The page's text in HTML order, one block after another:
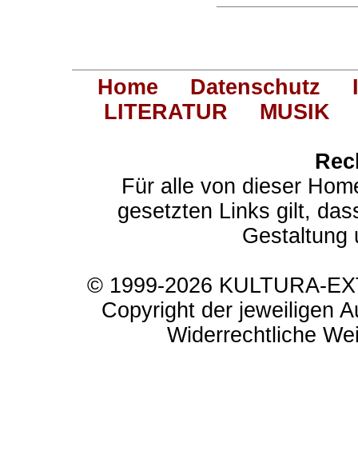
Home Datenschutz
LITERATUR
MUSIK
Für alle von dieser
gesetzten Links gilt,
Gestaltung
© 1999-2026 KULTURA-
Copyright der jeweiligen
Widerrechtliche